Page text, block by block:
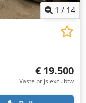
1 / 14
€ 19.500
Vaste prijs excl. btw